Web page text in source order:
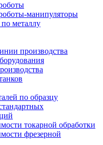
манипуляторы
металлу
производства
по образцу
токарной обработки
фрезерной